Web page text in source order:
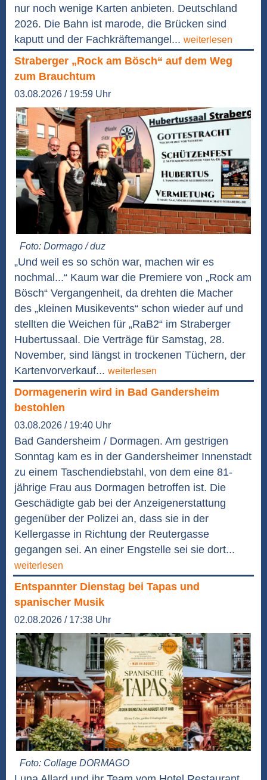
nur noch wenige Karten anbieten. Deutschland
2026. Die Bahn ist marode, die Brücken sind
kaputt und der Fachkräftemangel... weiterlesen
Straberger „Rock am Bösch“ auf dem Weg
zum Brauchtum
03.08.2026 / 19:59 Uhr
Foto: Dormago / duz
„Und weil es so schön war, machen wir es
nochmal...“ Kaum war die Premiere von „Rock am
Bösch“ Vergangenheit, da drehten die Macher
des „kleinen Musikevents“ schon wieder auf und
stellten die Weichen für „RaB2“ im Straberger
Hubertussaal. Die Verträge für Samstag, 28.
November, sind längst in trockenen Tüchern, der
Kartenvorverkauf... weiterlesen
Dormagenerin wird in Bad Gandersheim
bestohlen
03.08.2026 / 19:40 Uhr
Bad Gandersheim / Dormagen. Am gestrigen
Sonntag kam es in der Gandersheimer Innenstadt
zu einem Taschendiebstahl, von dem eine 81-
jährige Frau aus Dormagen betroffen ist. Die
Geschädigte gab bei der Anzeigenerstattung
gegenüber der Polizei an, dass sie in der
Kellergasse in Richtung der Reutergasse
gegangen sei. An einer Engstelle sei sie dort...
weiterlesen
Entspannter Dienstag bei Tapas und
spanischer Musik
02.08.2026 / 17:38 Uhr
Foto: Collage DORMAGO